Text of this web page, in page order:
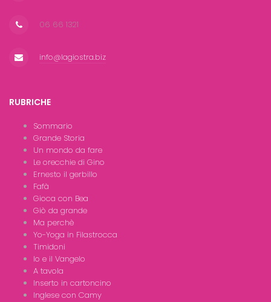
06 66 1321
info@lagiostra.biz
RUBRICHE
Sommario
Grande Storia
Un mondo da fare
Le orecchie di Gino
Ernesto il gerbillo
Fafà
Gioca con Bea
Giò da grande
Ma perchè
Yo-Yoga in Filastrocca
Timidoni
Io e il Vangelo
A tavola
Inserto in cartoncino
Inglese con Camy